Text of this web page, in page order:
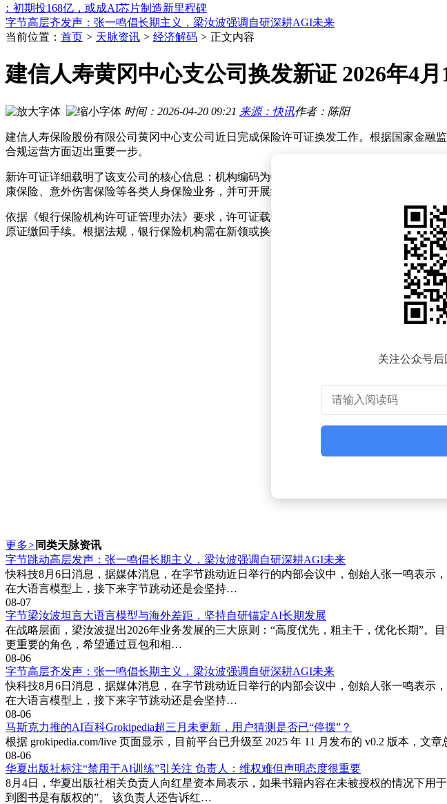
投168亿，或成AI芯片制造新里程碑
字节梁汝波坦言大语言模型与海外差距，坚持自研锚定AI长期发展
字节高层齐发声：张一鸣倡长期主义，梁汝波强调自研深耕AGI未来
马斯克力推的AI百科Grokipedia超三月未更新，用户猜测是否已“停摆”？
马斯克7月身家缩水2.45万亿元 亏掉的钱够花994年 本人发帖自嘲成“前万亿富翁”
2026世界机器人大会启幕 屠静领衔共探具身智能商业落地新路径
金佰利Q2在华业绩受挫 好奇纸尿裤甲酰胺舆情下CEO称冲击大但品牌稳健
字节跳动高层发声：张一鸣倡长期主义，梁汝波强调自研深耕AGI未来
当前位置： 首页 > 天脉资讯 > 经济解码 > 正文内容
建信人寿黄冈中心支公司换发新证 2026年4
时间：2026-04-20 09:21 来源：快讯作者：陈阳
建信人寿保险股份有限公司黄冈中心支公司近日完成保险许可证换发工作。根据国家金融
合规运营方面迈出重要一步。
新许可证详细载明了该支公司的核心信息：机构编码为000029421100，批准设立于2014
康保险、意外伤害保险等各类人身保险业务，并可开展经保险监管机构批准的其他相关业
依据《银行保险机构许可证管理办法》要求，许可证载明事项发生变更时，机构需向发
原证缴回手续。根据法规，银行保险机构需在新领或换领许可证后30日内完成公告程序。
关注公众号
更多> 同类天脉资讯
字节跳动高层发声：张一鸣倡长期主义，梁汝波强调自研深耕AGI未来
快科技8月6日消息，据媒体消息，在字节跳动近日举行的内部会议中，创始人张一鸣表示
在大语言模型上，接下来字节跳动还是会坚持…
08-07
字节梁汝波坦言大语言模型与海外差距，坚持自研锚定AI长期发展
在战略层面，梁汝波提出2026年业务发展的三大原则：“高度优先，粗主干，优化长期”
更重要的角色，希望通过豆包和相…
08-06
字节高层齐发声：张一鸣倡长期主义，梁汝波强调自研深耕AGI未来
快科技8月6日消息，据媒体消息，在字节跳动近日举行的内部会议中，创始人张一鸣表示
在大语言模型上，接下来字节跳动还是会坚持…
08-06
马斯克力推的AI百科Grokipedia超三月未更新，用户猜测是否已“停摆”？
根据 grokipedia.com/live 页面显示，目前平台已升级至 2025 年 11 月发布的 v0.2 版本，
08-06
华夏出版社标注“禁用于AI训练”引关注 负责人：维权难但声明态度很重要
8月4日，华夏出版社相关负责人向红星资本局表示，如果书籍内容在未被授权的情况下
到图书是有版权的”。 该负责人还告诉红…